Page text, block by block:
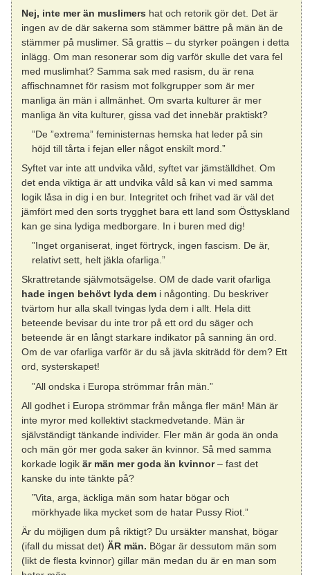
Nej, inte mer än muslimers hat och retorik gör det. Det är
ingen av de där sakerna som stämmer bättre på män än de
stämmer på muslimer. Så grattis – du styrker poängen i detta
inlägg. Om man resonerar som dig varför skulle det vara fel
med muslimhat? Samma sak med rasism, du är rena
affischnamnet för rasism mot folkgrupper som är mer
manliga än män i allmänhet. Om svarta kulturer är mer
manliga än vita kulturer, gissa vad det innebär praktiskt?
”De ”extrema” feministernas hemska hat leder på sin
höjd till tårta i fejan eller något enskilt mord.”
Syftet var inte att undvika våld, syftet var jämställdhet. Om
det enda viktiga är att undvika våld så kan vi med samma
logik låsa in dig i en bur. Integritet och frihet vad är väl det
jämfört med den sorts trygghet bara ett land som Östtyskland
kan ge sina lydiga medborgare. In i buren med dig!
”Inget organiserat, inget förtryck, ingen fascism. De är,
relativt sett, helt jäkla ofarliga.”
Skrattretande självmotsägelse. OM de dade varit ofarliga
hade ingen behövt lyda dem i någonting. Du beskriver
tvärtom hur alla skall tvingas lyda dem i allt. Hela ditt
beteende bevisar du inte tror på ett ord du säger och
beteende är en långt starkare indikator på sanning än ord.
Om de var ofarliga varför är du så jävla skiträdd för dem? Ett
ord, systerskapet!
”All ondska i Europa strömmar från män.”
All godhet i Europa strömmar från många fler män! Män är
inte myror med kollektivt stackmedvetande. Män är
självständigt tänkande individer. Fler män är goda än onda
och män gör mer goda saker än kvinnor. Så med samma
korkade logikär män mer goda än kvinnor– fast det
kanske du inte tänkte på?
”Vita, arga, äckliga män som hatar bögar och
mörkhyade lika mycket som de hatar Pussy Riot.”
Är du möjligen dum på riktigt? Du ursäkter manshat, bögar
(ifall du missat det)ÄR män. Bögar är dessutom män som
(likt de flesta kvinnor) gillar män medan du är en man som